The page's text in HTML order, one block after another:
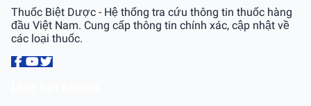
Thuốc Biệt Dược - Hệ thống tra cứu thông tin thuốc hàng
đầu Việt Nam. Cung cấp thông tin chính xác, cập nhật về
các loại thuốc.